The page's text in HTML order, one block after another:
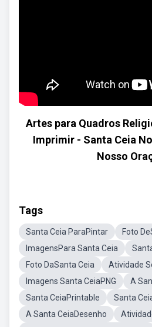
Artes para Quadros
Imprimir - Santa Ceia
Nosso
Tags
Santa Ceia ParaPintar
Foto
ImagensPara Santa Ceia
Foto DaSanta Ceia
Atividade
Imagens Santa CeiaPNG
A
Santa CeiaPrintable
Santa
A Santa CeiaDesenho